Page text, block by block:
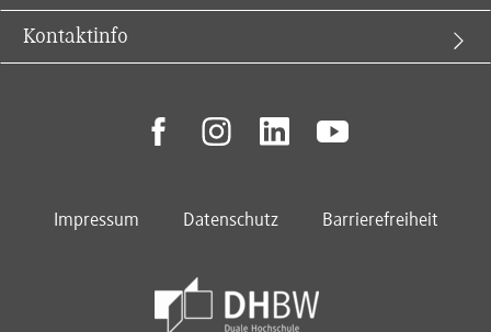
Kontaktinfo
facebookinstagramlinkedinyoutube
Impressum Datenschutz Barrierefreiheit